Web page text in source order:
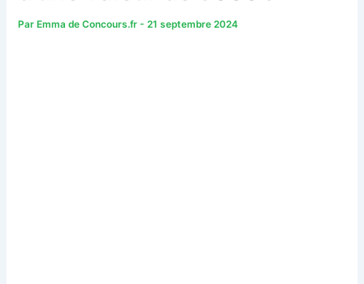
Par Emma de Concours.fr-21 septembre 2024